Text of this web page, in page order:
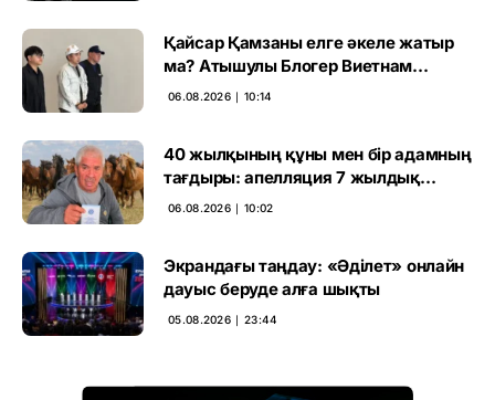
Қайсар Қамзаны елге әкеле жатыр
ма? Атышулы Блогер Виетнам
әуежайында көзге түсті
06.08.2026 ∣ 10:14
40 жылқының құны мен бір адамның
тағдыры: апелляция 7 жылдық
үкімді бұзды
06.08.2026 ∣ 10:02
Экрандағы таңдау: «Әділет» онлайн
дауыс беруде алға шықты
05.08.2026 ∣ 23:44